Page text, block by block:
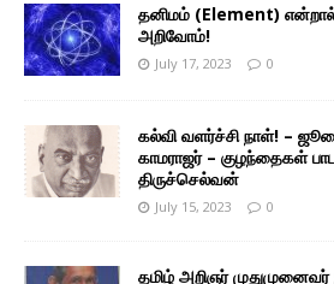
தனிமம் (Element)
அறிவோம்!
July 17, 2023 0
கல்வி வளர்ச்சி நாள்! –
காமராஜர் – குழந்தைகள்
திருச்செல்வன்
July 15, 2023 0
தமிழ் அறிஞர்